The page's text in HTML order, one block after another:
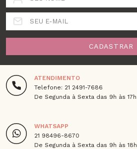
SEU E-MAIL
CADASTRAR
ATENDIMENTO
Telefone: 21 2491-7686
De Segunda à Sexta das 9h às 17h
WHATSAPP
21 98496-8670
De Segunda à Sexta das 9h às 18h